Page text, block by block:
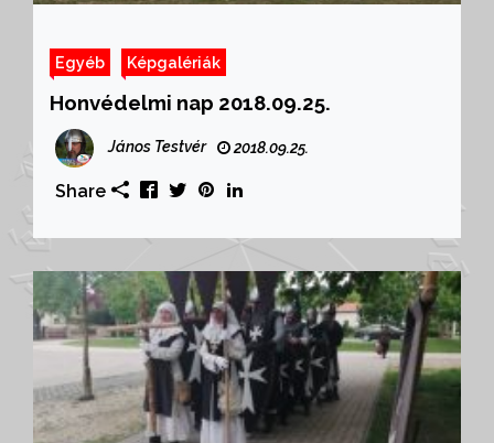
Egyéb Képgalériák
Honvédelmi nap 2018.09.25.
János Testvér 2018.09.25.
Share